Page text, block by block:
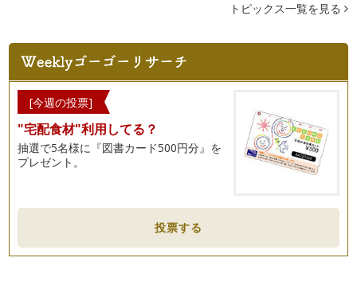
記事をお読みいただき、ありがとうございます！ これから乾
簡単！アロマでネイルオイルで爪の保湿を！
記事をお読みいただき、ありがとうございます。 前回の記事
で（…
夏の日焼けで乾燥したお肌に潤いを！
記事をお読みいただき、ありがとうございます。 …
簡単！ジェリーボールでお部屋の消臭剤作り
ジェリーボールとは最近では100円ショップでも販売されてい
爽快ルームスプレーを作って、暑い夏を乗り切ろう！
す。 そんなときにおすすめな…
トピックス一覧を見る
[今週の投票]
"宅配食材"利用してる？
抽選で5名様に『図書カード500円分』を
プレゼント。
投票する